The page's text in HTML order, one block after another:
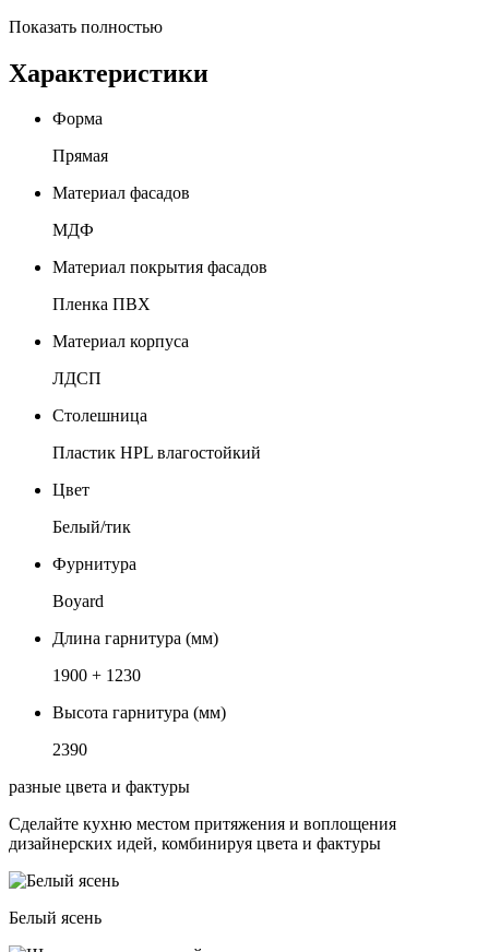
Показать полностью
Характеристики
Форма
Прямая
Материал фасадов
МДФ
Материал покрытия фасадов
Пленка ПВХ
Материал корпуса
ЛДСП
Столешница
Пластик HPL влагостойкий
Цвет
Белый/тик
Фурнитура
Boyard
Длина гарнитура (мм)
1900 + 1230
Высота гарнитура (мм)
2390
разные цвета и фактуры
Сделайте кухню местом притяжения и воплощения
дизайнерских идей, комбинируя цвета и фактуры
Белый ясень